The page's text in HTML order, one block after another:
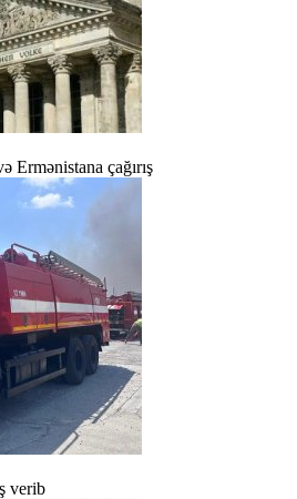
Ermənistana çağırış
verib